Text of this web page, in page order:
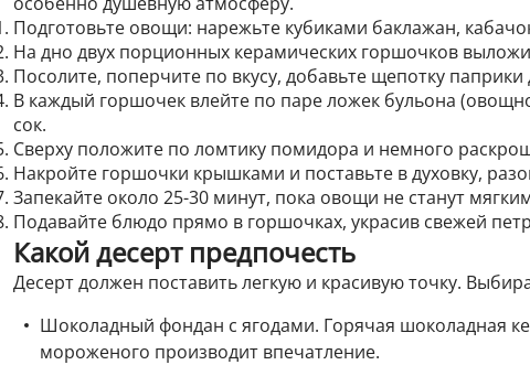
Подготовьте овощи: нарежьте кубиками баклажан,
На дно двух порционных керамических горшочков
Посолите, поперчите по вкусу, добавьте щепотку паприки
В каждый горшочек влейте по паре ложек бульона
сок.
Сверху положите по ломтику помидора и немного
Накройте горшочки крышками и поставьте в духовку,
Запекайте около 25-30 минут, пока овощи не станут
Подавайте блюдо прямо в горшочках, украсив свежей
Какой десерт предпочесть
Десерт должен поставить легкую и красивую точку.
Шоколадный фондан с ягодами. Горячая шоколадная
мороженого производит впечатление.